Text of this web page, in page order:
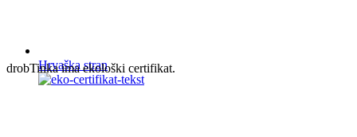
Hrvaška stran
drobTinka ima ekološki certifikat.